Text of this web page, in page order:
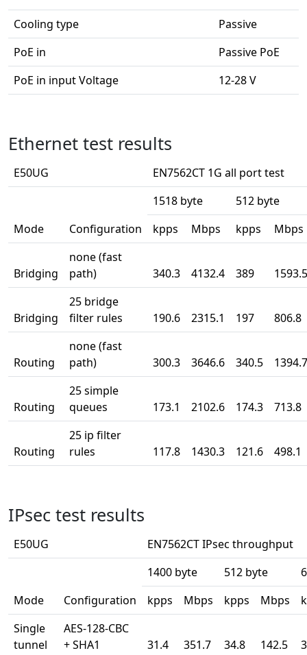
Cooling type
Passive
PoE in
Passive PoE
PoE in input Voltage
12-28 V
Ethernet test results
E50UG EN7562CT 1G all port test
Mode Configuration
1518 byte
512 byte
kpps
Mbps kpps Mbps
Bridging
none (fast
path)
340.3 4132.4 389 1593.5
Bridging
25 bridge
filter rules
190.6 2315.1 197 806.8
Routing
none (fast
path)
300.3 3646.6 340.5 1394.7
Routing
25 simple
queues
173.1 2102.6 174.3 713.8
Routing
25 ip filter
rules
117.8 1430.3 121.6 498.1
IPsec test results
E50UG EN7562CT IPsec throughput
Mode Configuration
1400 byte 512 byte
kpps
Mbps kpps Mbps
Single
tunnel
AES-128-CBC
+ SHA1
31.4 351.7 34.8 142.5